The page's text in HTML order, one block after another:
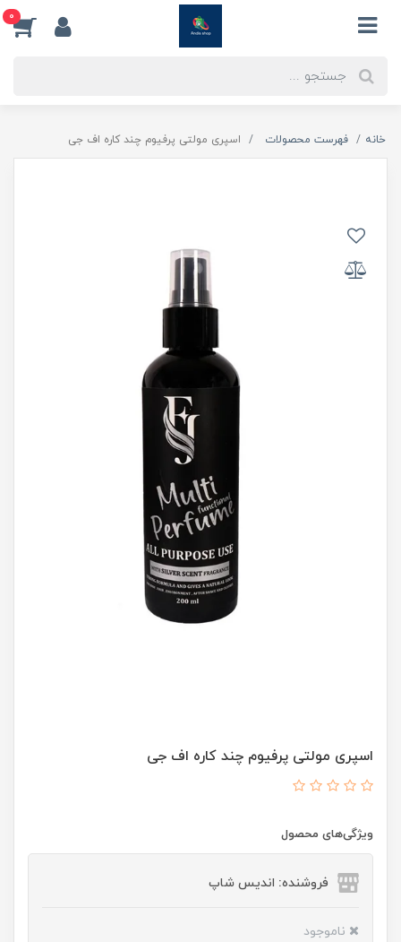
0
خانه فهرست محصولات اسپری مولتی پرفیوم چند کاره اف جی
اسپری مولتی پرفیوم چند کاره اف جی
ویژگی‌های محصول
فروشنده: اندیس شاپ
ناموجود